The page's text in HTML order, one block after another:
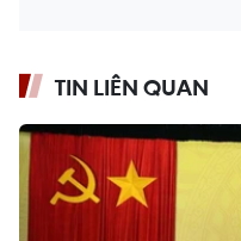
TIN LIÊN QUAN